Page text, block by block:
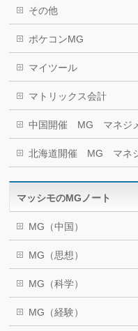
その他
ポケコンMG
マイツール
マトリックス会計
中国開催 MG マネジ
北海道開催 MG マネ
マッシモのMGノート
MG（中国）
MG（思想）
MG（科学）
MG（経験）